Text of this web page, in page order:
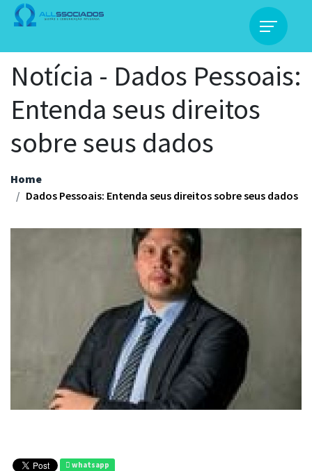
Notícia - Dados Pessoais:
Entenda seus direitos
sobre seus dados
Home
Dados Pessoais: Entenda seus direitos sobre seus dados
whatsapp